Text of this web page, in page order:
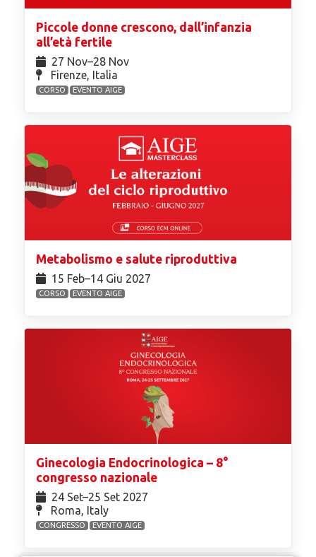
Piccole donne crescono, dall’infanzia
all’età fertile
27 Nov⁠–28 Nov
Firenze, Italia
CORSO EVENTO AIGE
Metabolismo e salute riproduttiva
15 Feb⁠–14 Giu 2027
CORSO EVENTO AIGE
Ginecologia Endocrinologica – 8°
congresso nazionale
24 Set⁠–25 Set 2027
Roma, Italy
CONGRESSO EVENTO AIGE